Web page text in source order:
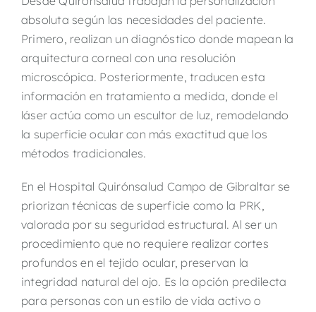
absoluta según las necesidades del paciente.
Primero, realizan un diagnóstico donde mapean la
arquitectura corneal con una resolución
microscópica. Posteriormente, traducen esta
información en tratamiento a medida, donde el
láser actúa como un escultor de luz, remodelando
la superficie ocular con más exactitud que los
métodos tradicionales.
En el Hospital Quirónsalud Campo de Gibraltarse
priorizan técnicas de superficie como la PRK,
valorada por su seguridad estructural. Al ser un
procedimiento que no requiere realizar cortes
profundos en el tejido ocular, preservan la
integridad natural del ojo. Es la opción predilecta
para personas con un estilo de vida activo o